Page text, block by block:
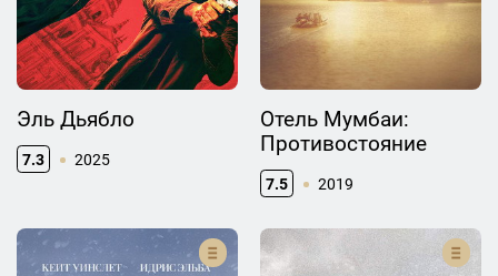
Эль Дьябло
7.3 2025
Отель Мумбаи:
Противостояние
7.5 2019